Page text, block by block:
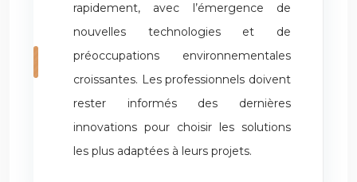
rapidement, avec l’émergence de
nouvelles technologies et de
préoccupations environnementales
croissantes. Les professionnels doivent
rester informés des dernières
innovations pour choisir les solutions
les plus adaptées à leurs projets.